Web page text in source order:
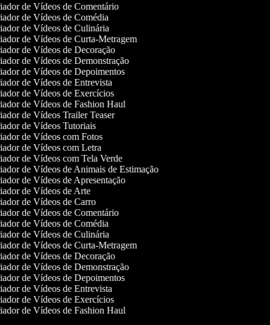
de Vídeos de Comentário
de Vídeos de Comédia
de Vídeos de Culinária
de Vídeos de Curta-Metragem
de Vídeos de Decoração
de Vídeos de Demonstração
de Vídeos de Depoimentos
de Vídeos de Entrevista
de Vídeos de Exercícios
de Vídeos de Fashion Haul
de Vídeos Trailer Teaser
de Vídeos Tutoriais
de Vídeos com Fotos
de Vídeos com Letra
de Vídeos com Tela Verde
de Vídeos de Animais de Estimação
de Vídeos de Apresentação
de Vídeos de Arte
de Vídeos de Carro
de Vídeos de Comentário
de Vídeos de Comédia
de Vídeos de Culinária
de Vídeos de Curta-Metragem
de Vídeos de Decoração
de Vídeos de Demonstração
de Vídeos de Depoimentos
de Vídeos de Entrevista
de Vídeos de Exercícios
de Vídeos de Fashion Haul